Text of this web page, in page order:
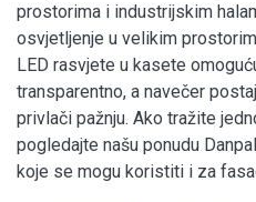
prostorima i industrijskim
osvjetljenje u velikim
LED rasvjete u kasete
transparentno, a navečer
privlači pažnju. Ako tražite
pogledajte našu ponudu
koje se mogu koristiti i za